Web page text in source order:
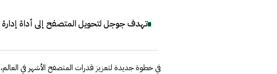
تهدف جوجل لتحويل المتصفح إلى أداة إدارة
في خطوة جديدة لتعزيز قدرات المتصفح الأشهر في